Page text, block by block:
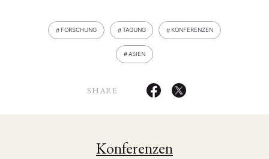
FORSCHUNG TAGUNG KONFERENZEN
ASIEN
SHARE
Konferenzen